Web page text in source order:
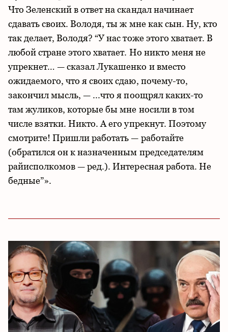
Что Зеленский в ответ на скандал начинает
сдавать своих. Володя, ты ж мне как сын. Ну, кто
так делает, Володя? “У нас тоже этого хватает. В
любой стране этого хватает. Но никто меня не
упрекнет… — сказал Лукашенко и вместо
ожидаемого, что я своих сдаю, почему-то,
закончил мысль, — ...что я поощрял каких-то
там жуликов, которые бы мне носили в том
числе взятки. Никто. А его упрекнут. Поэтому
смотрите! Пришли работать — работайте
(обратился он к назначенным председателям
райисполкомов — ред.). Интересная работа. Не
бедные”».